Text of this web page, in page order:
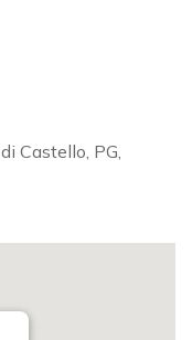
Castello, PG,